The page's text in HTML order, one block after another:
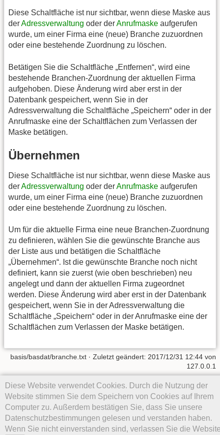
Diese Schaltfläche ist nur sichtbar, wenn diese Maske aus
derAdressverwaltung oder derAnrufmaske aufgerufen
wurde, um einer Firma eine (neue) Branche zuzuordnen
oder eine bestehende Zuordnung zu löschen.
Betätigen Sie die Schaltfläche „Entfernen“, wird eine
bestehende Branchen-Zuordnung der aktuellen Firma
aufgehoben. Diese Änderung wird aber erst in der
Datenbank gespeichert, wenn Sie in der
Adressverwaltung die Schaltfläche „Speichern“ oder in der
Anrufmaske eine der Schaltflächen zum Verlassen der
Maske betätigen.
Übernehmen
Diese Schaltfläche ist nur sichtbar, wenn diese Maske aus
derAdressverwaltung oder derAnrufmaske aufgerufen
wurde, um einer Firma eine (neue) Branche zuzuordnen
oder eine bestehende Zuordnung zu löschen.
Um für die aktuelle Firma eine neue Branchen-Zuordnung
zu definieren, wählen Sie die gewünschte Branche aus
der Liste aus und betätigen die Schaltfläche
„Übernehmen“. Ist die gewünschte Branche noch nicht
definiert, kann sie zuerst (wie oben beschrieben) neu
angelegt und dann der aktuellen Firma zugeordnet
werden. Diese Änderung wird aber erst in der Datenbank
gespeichert, wenn Sie in der Adressverwaltung die
Schaltfläche „Speichern“ oder in der Anrufmaske eine der
Schaltflächen zum Verlassen der Maske betätigen.
Diese Website verwendet Cookies. Durch die Nutzung der
Website stimmen Sie dem Speichern von Cookies auf Ihrem
Computer zu. Außerdem bestätigen Sie, dass Sie unsere
Datenschutzbestimmungen gelesen und verstanden haben.
Wenn Sie nicht einverstanden sind, verlassen Sie die
basis/basdat/branche.txt · Zuletzt geändert: 2017/12/31 12:44 von
127.0.0.1
Falls nicht anders bezeichnet, ist der Inhalt dieses Wikis unter der
folgenden Lizenz veröffentlicht:
CC Attribution-Share Alike 4.0
International